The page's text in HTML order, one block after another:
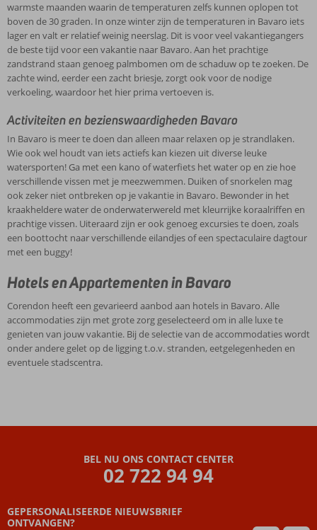
warmste maanden waarin de temperaturen zelfs kunnen oplopen tot
boven de 30 graden. In onze winter zijn de temperaturen in Bavaro iets
lager en valt er relatief weinig neerslag. Dit is voor veel vakantiegangers
de beste tijd voor een vakantie naar Bavaro. Aan het prachtige
zandstrand staan genoeg palmbomen om de schaduw op te zoeken. De
zachte wind, eerder een zacht briesje, zorgt ook voor de nodige
verkoeling, waardoor het hier prima vertoeven is.
Activiteiten en bezienswaardigheden Bavaro
In Bavaro is meer te doen dan alleen maar relaxen op je strandlaken.
Wie ook wel houdt van iets actiefs kan kiezen uit diverse leuke
watersporten! Ga met een kano of waterfiets het water op en zie hoe
verschillende vissen met je meezwemmen. Duiken of snorkelen mag
ook zeker niet ontbreken op je vakantie in Bavaro. Bewonder in het
kraakheldere water de onderwaterwereld met kleurrijke koraalriffen en
prachtige vissen. Uiteraard zijn er ook genoeg excursies te doen, zoals
een boottocht naar verschillende eilandjes of een spectaculaire dagtour
met een buggy!
Hotels en Appartementen in Bavaro
Corendon heeft een gevarieerd aanbod aan hotels in Bavaro. Alle
accommodaties zijn met grote zorg geselecteerd om in alle luxe te
genieten van jouw vakantie. Bij de selectie van de accommodaties wordt
onder andere gelet op de ligging t.o.v. stranden, eetgelegenheden en
eventuele stadscentra.
BEL NU ONS CONTACT CENTER
02 722 94 94
GEPERSONALISEERDE NIEUWSBRIEF
ONTVANGEN?